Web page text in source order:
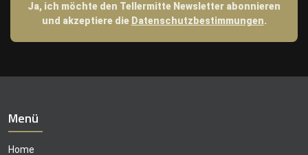
Ja, ich möchte den Tellermitte Newsletter abonnieren
und akzeptiere die Datenschutzbestimmungen.
Menü
Home